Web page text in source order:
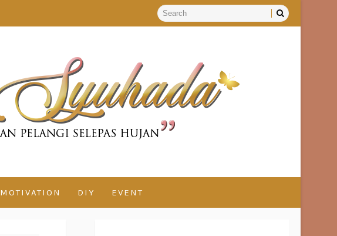
MOTIVATION DIY EVENT